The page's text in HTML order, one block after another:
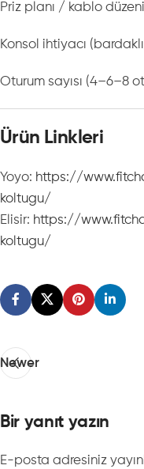
Priz planı / kablo düzeni
Konsol ihtiyacı
Oturum sayısı (4–6–8
Ürün Linkleri
Yoyo: https://
koltugu/
Elisir: https://
koltugu/
Newer
Bir yanıt yazın
E-posta adresiniz